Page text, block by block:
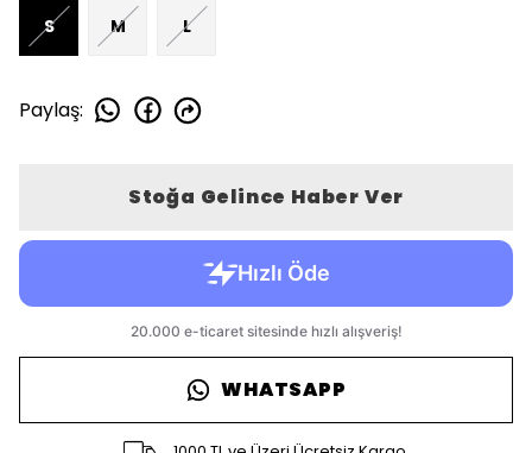
S M L
Paylaş:
Stoğa Gelince Haber Ver
WHATSAPP